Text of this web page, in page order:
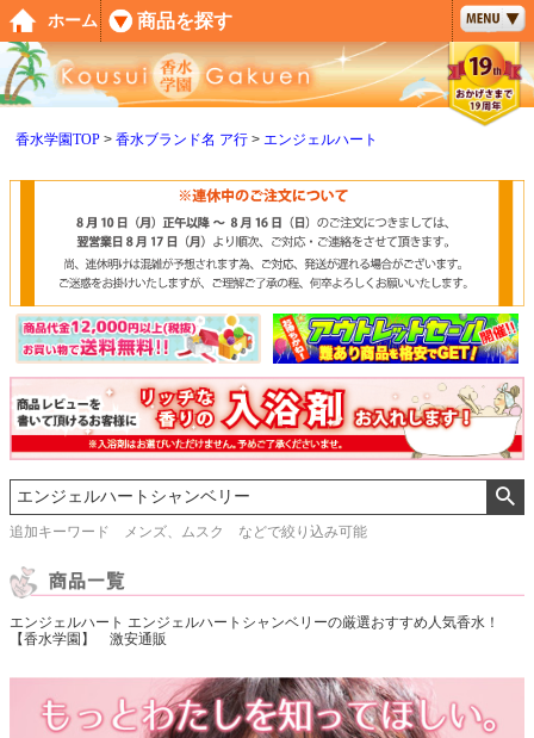
香水学園TOP 香水ブランド名 ア行 エンジェルハート
追加キーワード メンズ、ムスク などで絞り込み可能
エンジェルハート エンジェルハートシャンベリーの厳選おすすめ人気香水！
【香水学園】 激安通販
ペー
ジト
ップ
へ
ホーム 商品を探す